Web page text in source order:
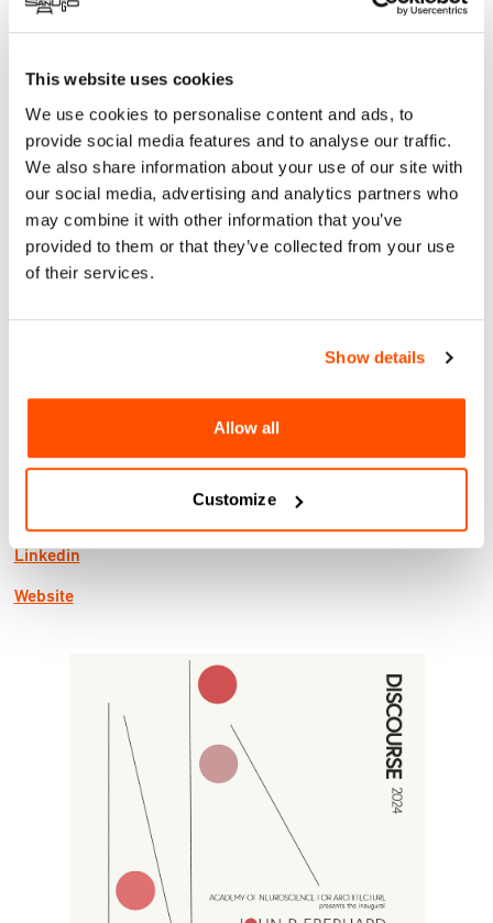
This website uses cookies
We use cookies to personalise content and ads, to
provide social media features and to analyse our traffic.
We also share information about your use of our site with
our social media, advertising and analytics partners who
may combine it with other information that you’ve
provided to them or that they’ve collected from your use
of their services.
Show details
Allow all
Customize
Pabellón
Explora la intersección más avanzada entre la neurociencia y
la arquitectura en “Innovando Espacios,” una exposición que
presenta los mejores diseños del Concurso de Diseño
Estudiantil John P. Eberhard de ANFA. Este evento muestra
proyectos visionarios de estudiantes de todo el mundo,
destacando cómo la neuroarquitectura puede transformar
nuestro entorno construido para mejorar el bienestar. Desde
de las soluciones arquitectónicas bien fundamentadas.
Facebook
Linkedin
Website